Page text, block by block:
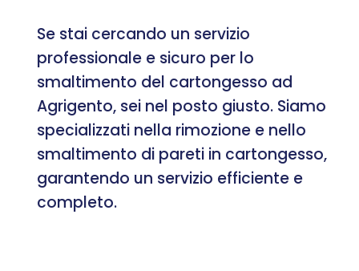
Se stai cercando un servizio
professionale e sicuro per lo
smaltimento del cartongesso ad
Agrigento, sei nel posto giusto. Siamo
specializzati nella rimozione e nello
smaltimento di pareti in cartongesso,
garantendo un servizio efficiente e
completo.